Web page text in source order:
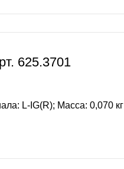
625.3701
L-IG(R); Масса: 0,070 кг